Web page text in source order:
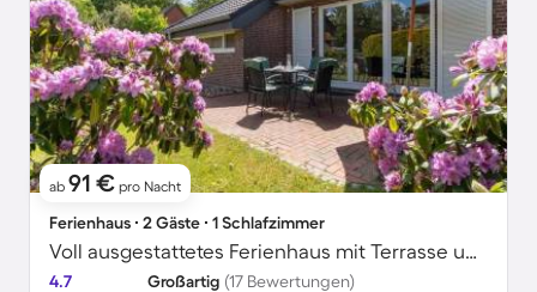
ab 91 € pro Nacht
Ferienhaus ∙ 2 Gäste ∙ 1 Schlafzimmer
Voll ausgestattetes Ferienhaus mit Terrasse und Garten | Haustiere erlaubt
4.7 Großartig (17 Bewertungen)